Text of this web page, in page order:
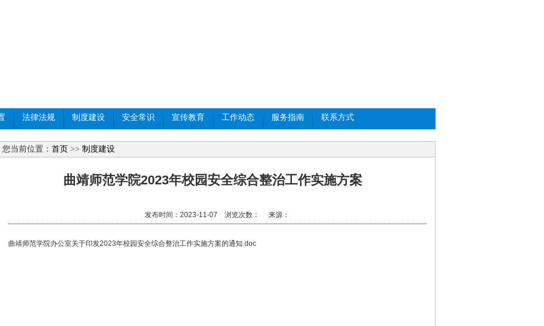
法律法规 制度建设 安全常识 宣传教育 工作动态 服务指南 联系方式
您当前位置： 首页 >> 制度建设
曲靖师范学院2023年校园安全综合整治工作实施方案
发布时间：2023-11-07 浏览次数： 来源：
曲靖师范学院办公室关于印发2023年校园安全综合整治工作实施方案的通知.doc